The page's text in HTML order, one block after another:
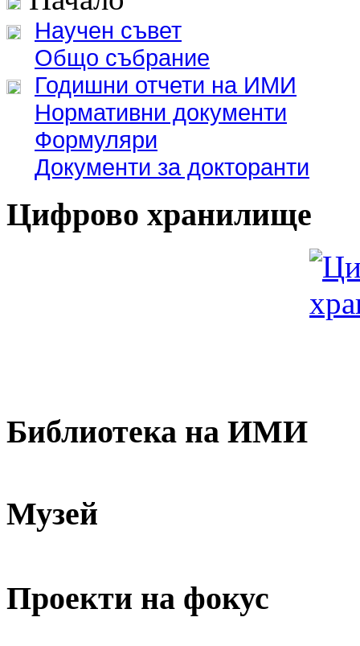
Научен съвет
Общо събрание
Годишни отчети на ИМИ
Нормативни документи
Формуляри
Документи за докторанти
Цифрово хранилище
Библиотека на ИМИ
Музей
Проекти на фокус